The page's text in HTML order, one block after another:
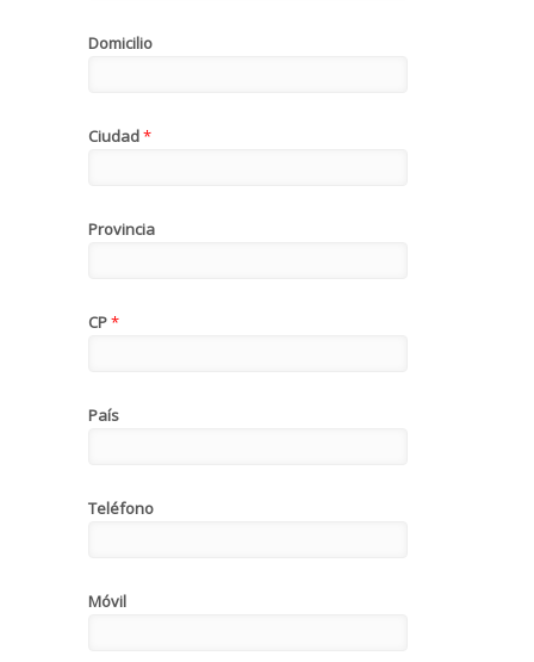
Domicilio
Ciudad*
Provincia
CP*
País
Teléfono
Móvil